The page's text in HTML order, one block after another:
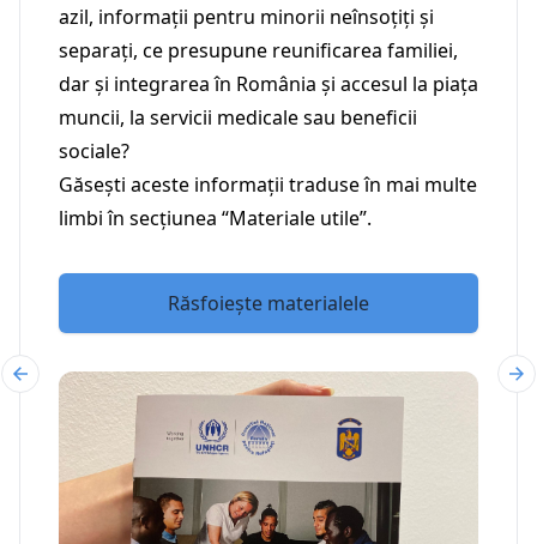
azil, informații pentru minorii neînsoțiți și
separați, ce presupune reunificarea familiei,
dar și integrarea în România și accesul la piața
muncii, la servicii medicale sau beneficii
sociale?
Găsești aceste informații traduse în mai multe
limbi în secțiunea “Materiale utile”.
Răsfoiește materialele